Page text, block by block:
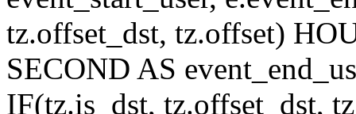
tz.offset_dst, tz.offset)
SECOND AS
IF(tz.is_dst, tz.offset_dst,